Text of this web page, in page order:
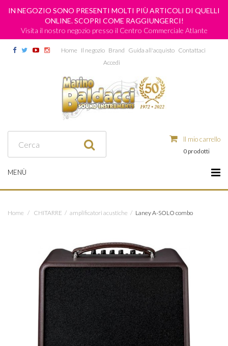
IN NEGOZIO SONO PRESENTI MOLTI PIÙ ARTICOLI DI QUELLI
ONLINE. SCOPRI COME RAGGIUNGERCI!
Visita il nostro negozio presso il Centro Commerciale Atlante
Home Il negozio Brand Guida all'acquisto Contattaci
Accedi
Il mio carrello
0 prodotti
MENÙ
Home / CHITARRE / amplificatori acustiche / Laney A-SOLO combo